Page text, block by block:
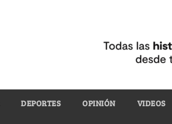
DEPORTES OPINIÓN VIDEOS